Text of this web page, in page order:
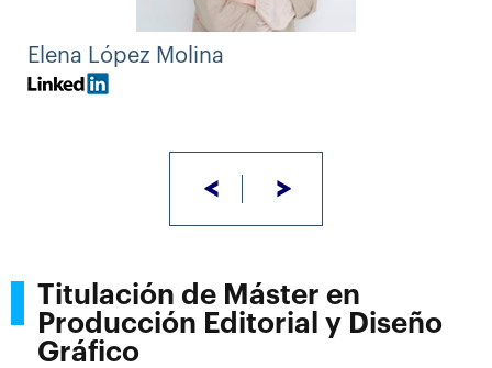
Elena López Molina
< >
Titulación de Máster en
Producción Editorial y Diseño
Gráfico